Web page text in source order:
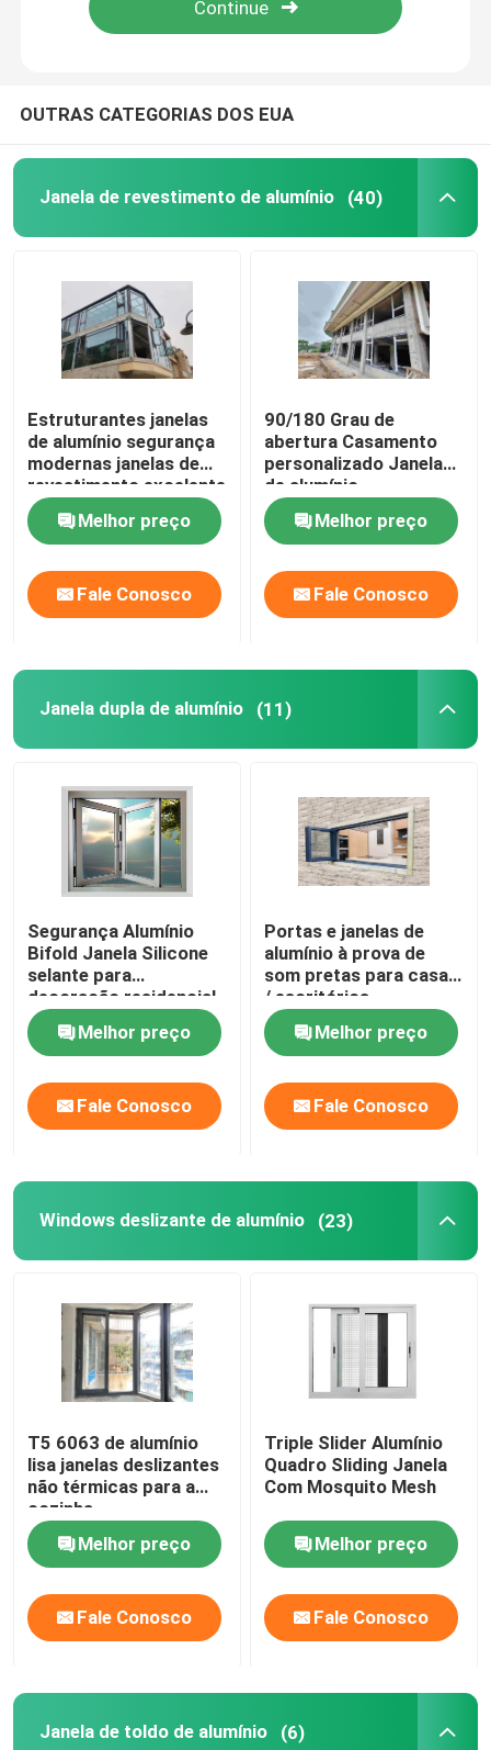
Controle da qualidade
Peça umas citações
Janela de revestimento de alumínio
Janela dupla de alumínio
Windows deslizante de alumínio
Janela de toldo de alumínio
Dossel impermeável do jardim
Portas de correr de alumínio
Portas dobráveis de alumínio
Portas de revestimento de alumínio
portas de alumínio do pivô
OUTRAS CATEGORIAS DOS EUA
Janela de revestimento de alumínio (40)
Estruturantes janelas
de alumínio segurança
modernas janelas de
revestimento excelente
resistência ao vento
pressãoMelhor preço
Fale Conosco
90/180 Grau de
abertura Casamento
personalizado Janela
de alumínio
impermeável
Melhor preço
Fale Conosco
Janela dupla de alumínio (11)
Segurança Alumínio
Bifold Janela Silicone
selante para
decoração residencial
Melhor preço
Fale Conosco
Portas e janelas de
alumínio à prova de
som pretas para casas
/ escritórios
Melhor preço
Fale Conosco
Windows deslizante de alumínio (23)
T5 6063 de alumínio
lisa janelas deslizantes
não térmicas para a
cozinha
Melhor preço
Fale Conosco
Triple Slider Alumínio
Quadro Sliding Janela
Com Mosquito Mesh
Melhor preço
Fale Conosco
Janela de toldo de alumínio (6)